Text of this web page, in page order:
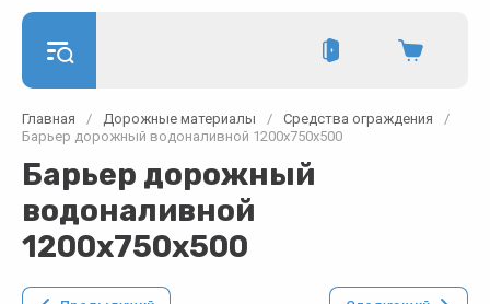
Главная / Дорожные материалы / Средства ограждения
/
Барьер дорожный водоналивной 1200х750х500
Барьер дорожный
водоналивной
1200х750х500